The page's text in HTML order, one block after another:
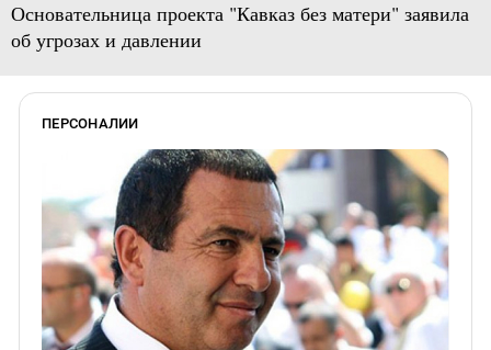
Основательница проекта "Кавказ без матери" заявила
об угрозах и давлении
ПЕРСОНАЛИИ